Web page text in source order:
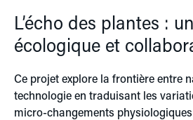
L’écho des plantes :
écologique et
Ce projet explore la frontière entre
technologie en traduisant les
micro-changements